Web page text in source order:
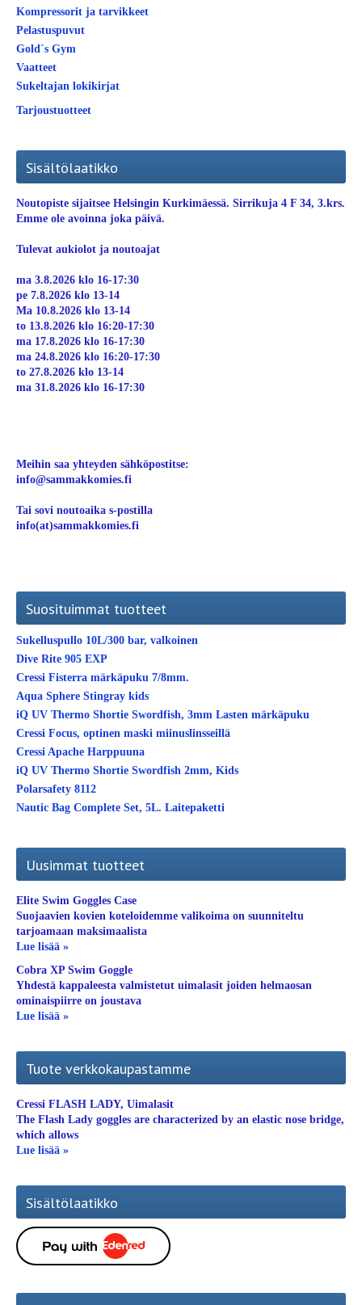
Kompressorit ja tarvikkeet
Pelastuspuvut
Gold´s Gym
Vaatteet
Sukeltajan lokikirjat
Tarjoustuotteet
Sisältölaatikko
Noutopiste sijaitsee Helsingin Kurkimäessä. Sirrikuja 4 F 34, 3.krs.
Emme ole avoinna joka päivä.
Tulevat aukiolot ja noutoajat
ma 3.8.2026 klo 16-17:30
pe 7.8.2026 klo 13-14
Ma 10.8.2026 klo 13-14
to 13.8.2026 klo 16:20-17:30
ma 17.8.2026 klo 16-17:30
ma 24.8.2026 klo 16:20-17:30
to 27.8.2026 klo 13-14
ma 31.8.2026 klo 16-17:30
Meihin saa yhteyden sähköpostitse:
info@sammakkomies.fi
Tai sovi noutoaika s-postilla
info(at)sammakkomies.fi
Suosituimmat tuotteet
Sukelluspullo 10L/300 bar, valkoinen
Dive Rite 905 EXP
Cressi Fisterra märkäpuku 7/8mm.
Aqua Sphere Stingray kids
iQ UV Thermo Shortie Swordfish, 3mm Lasten märkäpuku
Cressi Focus, optinen maski miinuslinsseillä
Cressi Apache Harppuuna
iQ UV Thermo Shortie Swordfish 2mm, Kids
Polarsafety 8112
Nautic Bag Complete Set, 5L. Laitepaketti
Uusimmat tuotteet
Elite Swim Goggles Case
Suojaavien kovien koteloidemme valikoima on suunniteltu
tarjoamaan maksimaalista
Lue lisää »
Cobra XP Swim Goggle
Yhdestä kappaleesta valmistetut uimalasit joiden helmaosan
ominaispiirre on joustava
Lue lisää »
Tuote verkkokaupastamme
Cressi FLASH LADY, Uimalasit
The Flash Lady goggles are characterized by an elastic nose bridge,
which allows
Lue lisää »
Sisältölaatikko